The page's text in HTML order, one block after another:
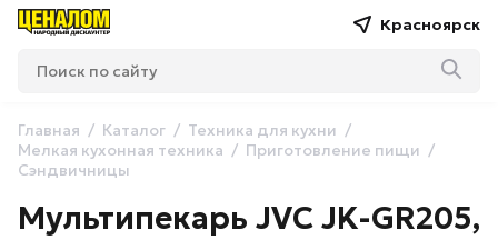
Красноярск
Главная Каталог
Техника для кухни
Мелкая кухонная техника
Приготовление пищи
Сэндвичницы
Мультипекарь JVC JK-GR205,